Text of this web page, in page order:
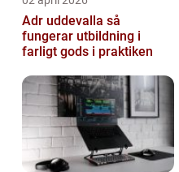
Adr uddevalla så
fungerar utbildning i
farligt gods i praktiken